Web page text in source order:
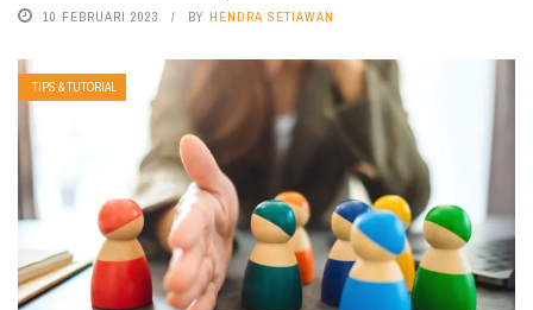
10 FEBRUARI 2023 BY HENDRA SETIAWAN
TIPS & TUTORIAL